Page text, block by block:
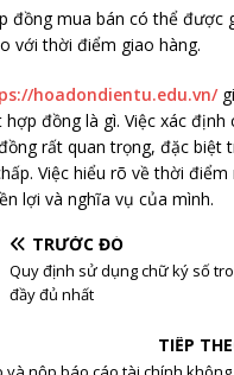
đồng mua bán có thể được
với thời điểm giao hàng.
hoadondientu.edu.vn/
đồng là gì. Việc xác định
rất quan trọng, đặc biệt
Việc hiểu rõ về thời điểm
lợi và nghĩa vụ của mình.
TRƯỚC ĐÓ
Quy định sử dụng chữ ký số
đầy đủ nhất
TIẾP